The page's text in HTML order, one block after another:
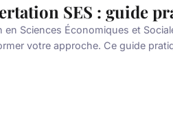
SES : guide
en Sciences Économiques et
votre approche. Ce guide